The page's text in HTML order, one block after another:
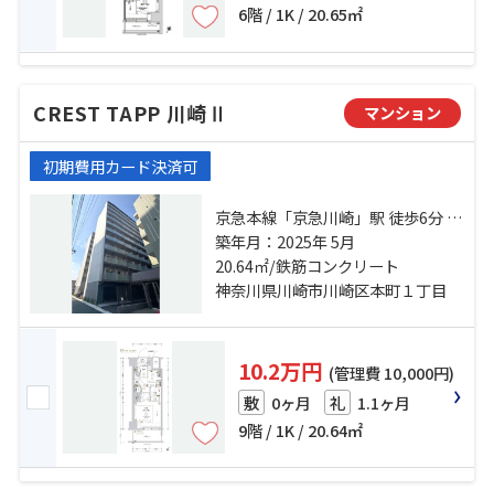
6階 / 1K / 20.65㎡
CREST TAPP 川崎Ⅱ マンション
初期費用カード決済可
京急本線「京急川崎」駅 徒歩6分 京
浜東北線「川崎」駅 徒歩8分 京急大
師線「港町」駅 徒歩12分
築年月：2025年 5月
20.64㎡/鉄筋コンクリート
神奈川県川崎市川崎区本町１丁目
10.2万円 (管理費 10,000円)
敷 0ヶ月 礼 1.1ヶ月
9階 / 1K / 20.64㎡